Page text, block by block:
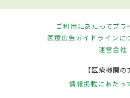
ご利用にあたってプラ
医療広告ガイドラインに
運営会社
【医療機関の
情報掲載にあたっ